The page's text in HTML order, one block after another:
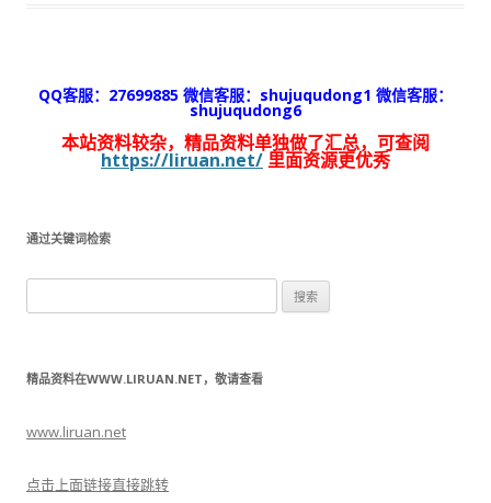
QQ客服：27699885 微信客服：shujuqudong1 微信客服：
shujuqudong6
本站资料较杂，精品资料单独做了汇总，可查阅
https://liruan.net/ 里面资源更优秀
通过关键词检索
索：
精品资料在WWW.LIRUAN.NET，敬请查看
www.liruan.net
点击上面链接直接跳转